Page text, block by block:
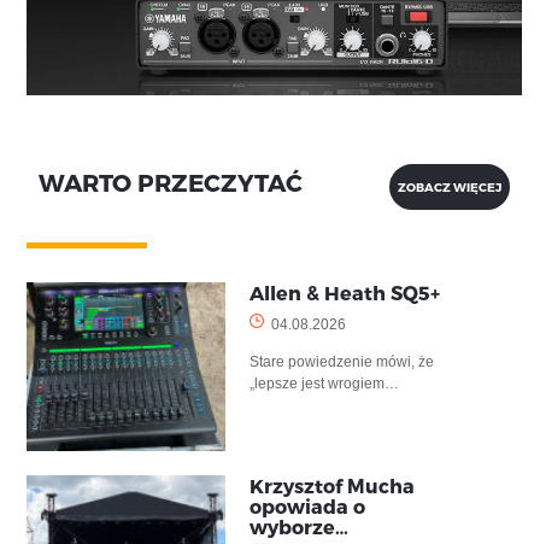
WARTO PRZECZYTAĆ ZOBACZ WIĘCEJ
Allen & Heath SQ5+
04.08.2026
Stare powiedzenie mówi, że
„lepsze jest wrogiem…
Krzysztof Mucha
opowiada o
wyborze…